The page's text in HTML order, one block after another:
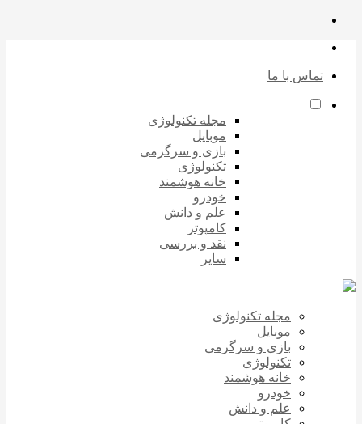
تماس با ما
مجله تکنولوژی
موبایل
بازی و سرگرمی
تکنولوژی
خانه هوشمند
خودرو
علم و دانش
کامپوتر
نقد و بررسی
سایر
مجله تکنولوژی
موبایل
بازی و سرگرمی
تکنولوژی
خانه هوشمند
خودرو
علم و دانش